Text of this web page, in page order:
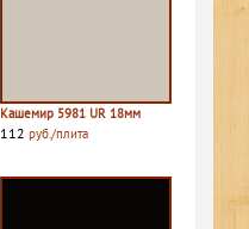
Кашемир 5981 UR 18мм
112 руб./плита